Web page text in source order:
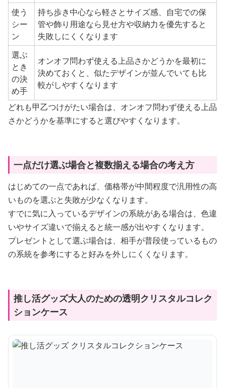
使う
シー
ン
持ち歩き中心なら軽さとサイズ感、自宅での保
管や飾り用途なら見せ方や収納力を優先すると
失敗しにくくなります
選ぶ
とき
の決
め手
オンオフ問わず使える上品さかどうかを最初に
決めておくと、似たデザインが並んでいても比
較がしやすくなります
どれも甲乙つけがたい場合は、オンオフ問わず使える上品
さかどうかを基準にすると選びやすくなります。
一点だけ選ぶ場合と複数揃える場合の考え方
はじめての一点であれば、価格帯が中間程度で汎用性の高
いものを選ぶと失敗が少なくなります。
すでに気に入っているデザインの系統がある場合は、色違
いやサイズ違いで揃えると統一感が出やすくなります。
プレゼントとして選ぶ場合は、相手が普段使っているもの
の系統を参考にすると好みを外しにくくなります。
推し活グッズ大人のための透明クリスタルコレク
ションケース